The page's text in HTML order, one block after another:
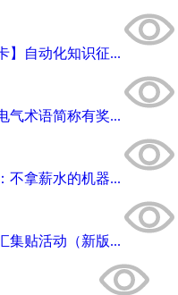
】自动化知识征...
气术语简称有奖...
不拿薪水的机器...
集贴活动（新版...